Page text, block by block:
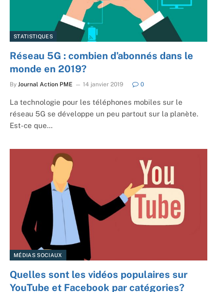
STATISTIQUES
Réseau 5G : combien d’abonnés dans le
monde en 2019?
By Journal Action PME 14 janvier 2019 0
La technologie pour les téléphones mobiles sur le
réseau 5G se développe un peu partout sur la planète.
Est-ce que…
MÉDIAS SOCIAUX
Quelles sont les vidéos populaires sur
YouTube et Facebook par catégories?